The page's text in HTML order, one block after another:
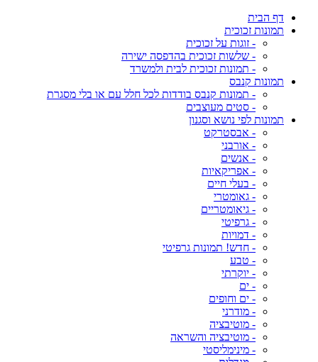
דף הבית
תמונות זכוכית
- זוגות על זכוכית
- שלשות זכוכית בהדפסה ישירה
- תמונות זכוכית לבית ולמשרד
תמונות קנבס
- תמונות קנבס בודדות לכל חלל עם או בלי מסגרת
- סטים מעוצבים
תמונות לפי נושא וסגנון
- אבסטרקט
- אורבני
- אנשים
- אפריקאיות
- בעלי חיים
- גאומטרי
- גיאומטריים
- גרפיטי
- דמויות
- חדש! תמונות גרפיטי
- טבע
- יוקרתי
- ים
- ים וחופים
- מודרני
- מוטיבציה
- מוטיבציה והשראה
- מינימליסטי